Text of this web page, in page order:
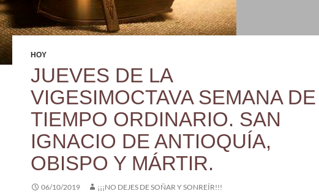
HOY
JUEVES DE LA
VIGESIMOCTAVA SEMANA DE
TIEMPO ORDINARIO. SAN
IGNACIO DE ANTIOQUÍA,
OBISPO Y MÁRTIR.
06/10/2019 ¡¡¡NO DEJES DE SOÑAR Y SONREÍR!!!